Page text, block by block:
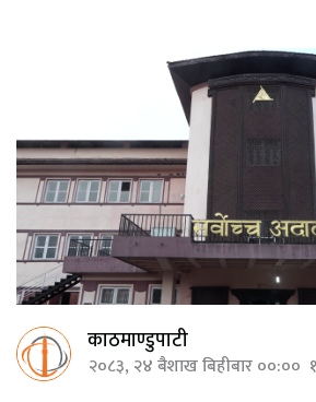
काठमाण्डुपाटी
२०८३, २४ बैशाख बिहीबार